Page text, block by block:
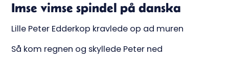
Imse vimse spindel på danska
Lille Peter Edderkop kravlede op ad muren
Så kom regnen og skyllede Peter ned